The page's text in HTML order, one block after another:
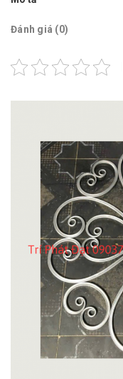
Đánh giá (0)